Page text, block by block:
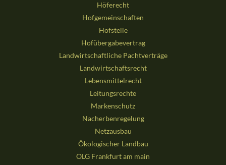
Höferecht
Hofgemeinschaften
Hofstelle
Hofübergabevertrag
Landwirtschaftliche Pachtverträge
Landwirtschaftsrecht
Lebensmittelrecht
Leitungsrechte
Markenschutz
Nacherbenregelung
Netzausbau
Ökologischer Landbau
OLG Frankfurt am main